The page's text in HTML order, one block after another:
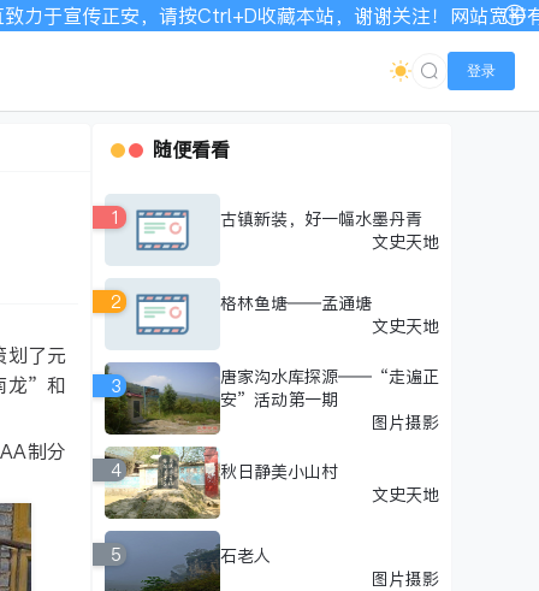
收藏本站，谢谢关注！网站宽带有限，如显示不全请刷新加
登录
划了元
龙”和
制分
随便看看
1
古镇新装，好一幅水墨丹青
文史天地
2
格林鱼塘——孟通塘
文史天地
3
唐家沟水库探源——“走遍正
安”活动第一期
图片摄影
4
秋日静美小山村
文史天地
5
石老人
图片摄影